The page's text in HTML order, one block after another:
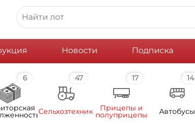
Новости Подписка
6 47
Сельхозтехника
17
Прицепы и
полуприцепы
14
Автобусы